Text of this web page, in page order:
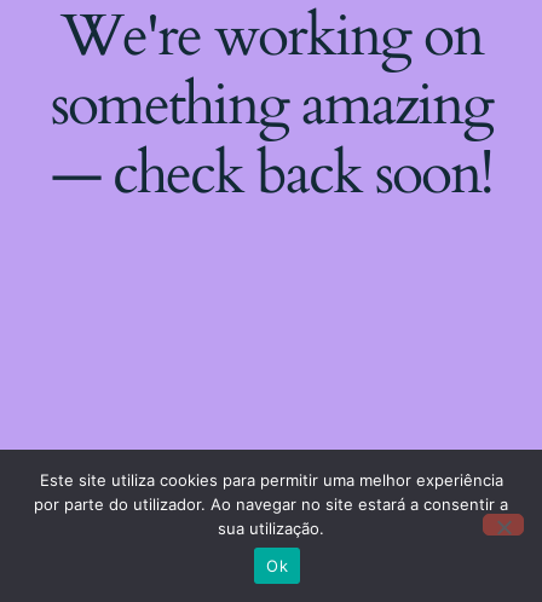
We're working on
something amazing
— check back soon!
Este site utiliza cookies para permitir uma melhor experiência
por parte do utilizador. Ao navegar no site estará a consentir a
sua utilização.
Ok